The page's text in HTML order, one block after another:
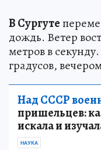
В Сургуте
дождь. Ветер
метров в
градусов,
Над СССР
пришельцев:
искала и
НАУКА